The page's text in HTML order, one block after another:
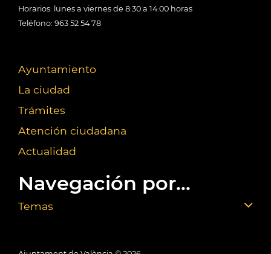
Horarios: lunes a viernes de 8:30 a 14:00 horas
Teléfono: 963 52 54 78
Ayuntamiento
La ciudad
Trámites
Atención ciudadana
Actualidad
Navegación por...
Temas